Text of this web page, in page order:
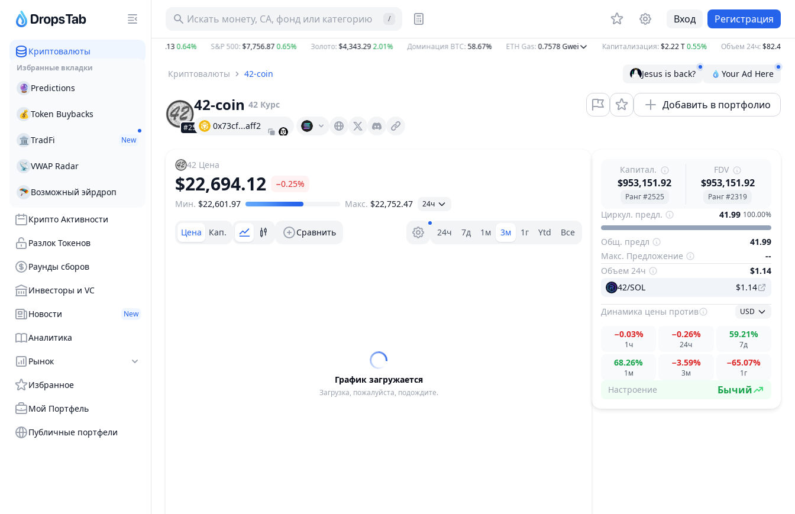
Криптовалюты
Избранные вкладки
🔮 Predictions
💰 Token Buybacks
🏛 TradFi New
📡 VWAP Radar
🪂 Возможный эйрдроп
Крипто Активности
Разлок Токенов
Раунды сборов
Инвесторы и VC
Новости New
Аналитика
Рынок
Избранное
Мой Портфель
Публичные портфели
Искать монету, CA, фонд или категорию / Вход Регистрация
BTC 0.64% S&P 500:$7,756.870.65% Золото:$4,343.292.01% Доминация BTC:58.67% ETH Gas:0.7578Gwei Капитализация:$2.22 T0.55% Объем 24ч:$82.48 B
Криптовалюты 42-coin Jesus is back? Your Ad Here
#2525
42-coin 42 Курс Добавить в портфолио
0x73cf...aff2 42-coin.org X (Twitter)
42 Цена
$22,694.12 −0.25%
Ценовой диапазон
Мин. $22,601.97 Макс. $22,752.47 24ч
Цена Кап. Сравнить Селектор диапазона.
24ч 7д 1м 3м 1г Ytd Все
График загружается
Загрузка, пожалуйста, подождите.
Капитал.
$953,151.92
Ранг #2525
FDV
$953,151.92
Ранг #2319
Циркул. предл. 41.99 100.00%
Общ. предл
41.99
Макс. Предложение
--
Объем 24ч
$1.14
42/SOL
$1.14
Динамика цены против USD
1ч
−0.03%
24ч
−0.26%
7д
59.21%
1м
68.26%
3м
−3.59%
1г
−65.07%
Настроение Бычий